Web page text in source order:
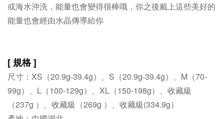
或海水沖洗，能量也會變得很棒哦，你之後戴上這些美好的
能量也會經由水晶傳導給你
[ 規格 ]
尺寸：XS（20.9g-39.4g）、S（20.9g-39.4g）、M（70-
99g）、L（100-129g）、XL（150-198g）、收藏級
（237g ）、收藏級（269g ）、收藏級(334.9g）